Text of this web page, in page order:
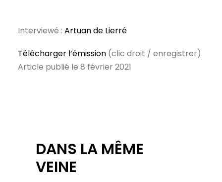
Interviewé : Artuan de Lierré
Télécharger l’émission (clic droit / enregistrer)
Article publié le 8 février 2021
DANS LA MÊME
VEINE